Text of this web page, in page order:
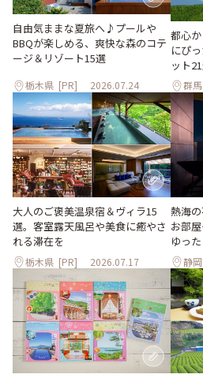
自由気ままな夏旅へ♪プールや
BBQが楽しめる、爽快な森のコテ
ージ＆リゾート15選
栃木県 [PR] 2026.07.24
都心
にぴ
ット
群
大人のご褒美温泉宿＆ヴィラ15
選。客室露天風呂や美食に癒やさ
れる滞在を
栃木県 [PR] 2026.07.17
熱海の
お部
ゆっ
静